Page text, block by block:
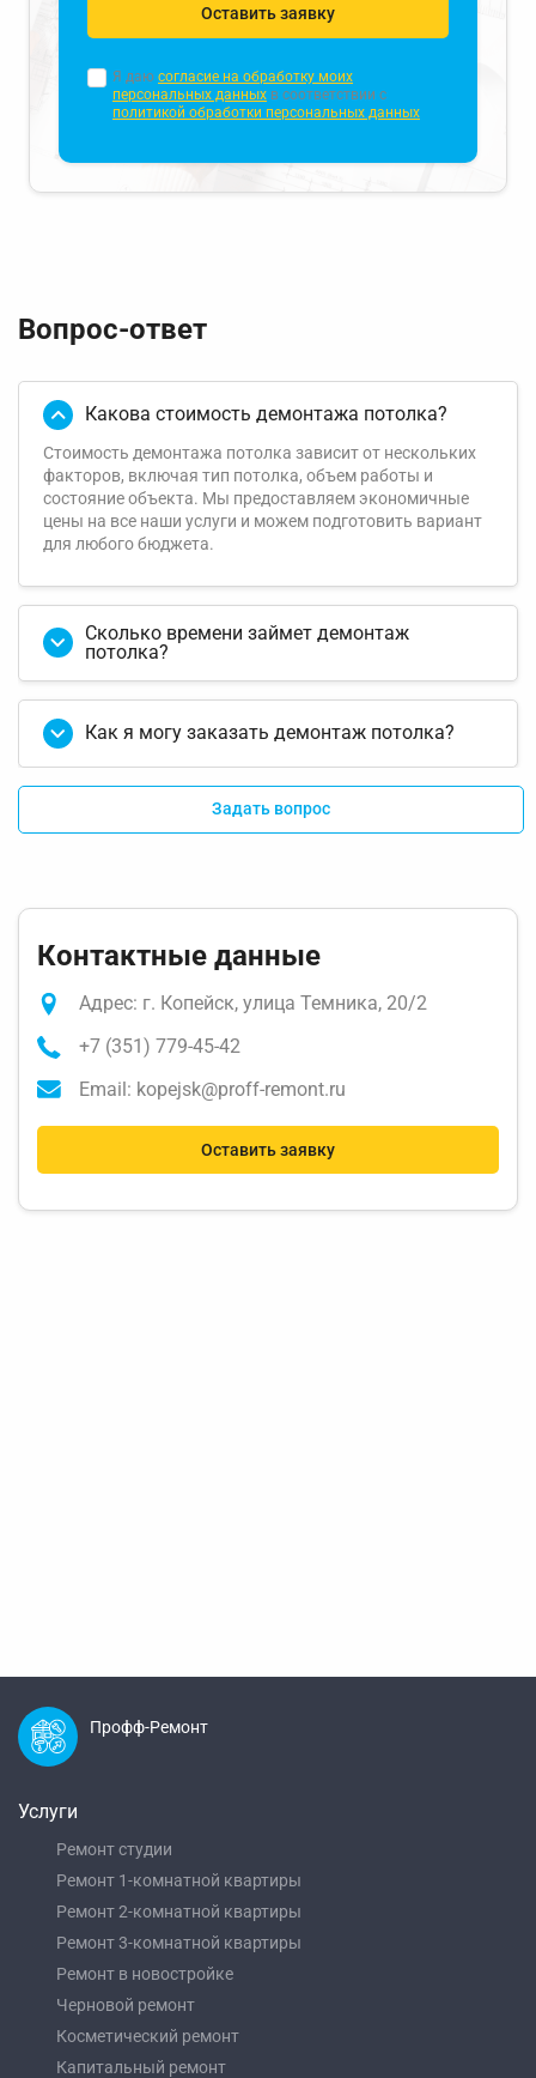
Оставить заявку
Я даю согласие на обработку моих
персональных данных в соответствии с
политикой обработки персональных данных
Вопрос-ответ
Какова стоимость демонтажа потолка?
Стоимость демонтажа потолка зависит от нескольких
факторов, включая тип потолка, объем работы и
состояние объекта. Мы предоставляем экономичные
цены на все наши услуги и можем подготовить вариант
для любого бюджета.
Сколько времени займет демонтаж
потолка?
Как я могу заказать демонтаж потолка?
Задать вопрос
Контактные данные
Адрес: г. Копейск, улица Темника, 20/2
+7 (351) 779-45-42
Email: kopejsk@proff-remont.ru
Оставить заявку
Профф-Ремонт
Услуги
Ремонт студии
Ремонт 1-комнатной квартиры
Ремонт 2-комнатной квартиры
Ремонт 3-комнатной квартиры
Ремонт в новостройке
Черновой ремонт
Косметический ремонт
Капитальный ремонт